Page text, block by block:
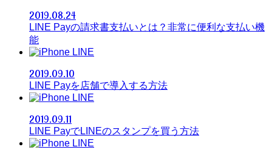
2019.08.24
LINE Payの請求書支払いとは？非常に便利な支払い機
能
LINE
2019.09.10
LINE Payを店舗で導入する方法
LINE
2019.09.11
LINE PayでLINEのスタンプを買う方法
LINE